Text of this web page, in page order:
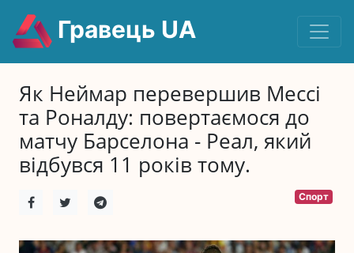
Гравець UA
Як Неймар перевершив Мессі
та Роналду: повертаємося до
матчу Барселона - Реал, який
відбувся 11 років тому.
Спорт